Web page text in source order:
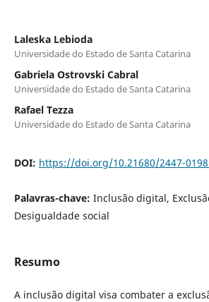
Laleska Lebioda
Universidade do Estado de Santa Catarina
Gabriela Ostrovski Cabral
Universidade do Estado de Santa Catarina
Rafael Tezza
Universidade do Estado de Santa Catarina
DOI: https://doi.org/10.21680/2447-
Palavras-chave: Inclusão digital,
Desigualdade social
Resumo
A inclusão digital visa combater a